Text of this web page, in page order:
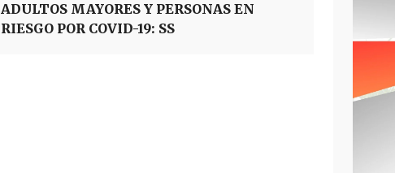
ADULTOS MAYORES Y PERSONAS EN
RIESGO POR COVID-19: SS